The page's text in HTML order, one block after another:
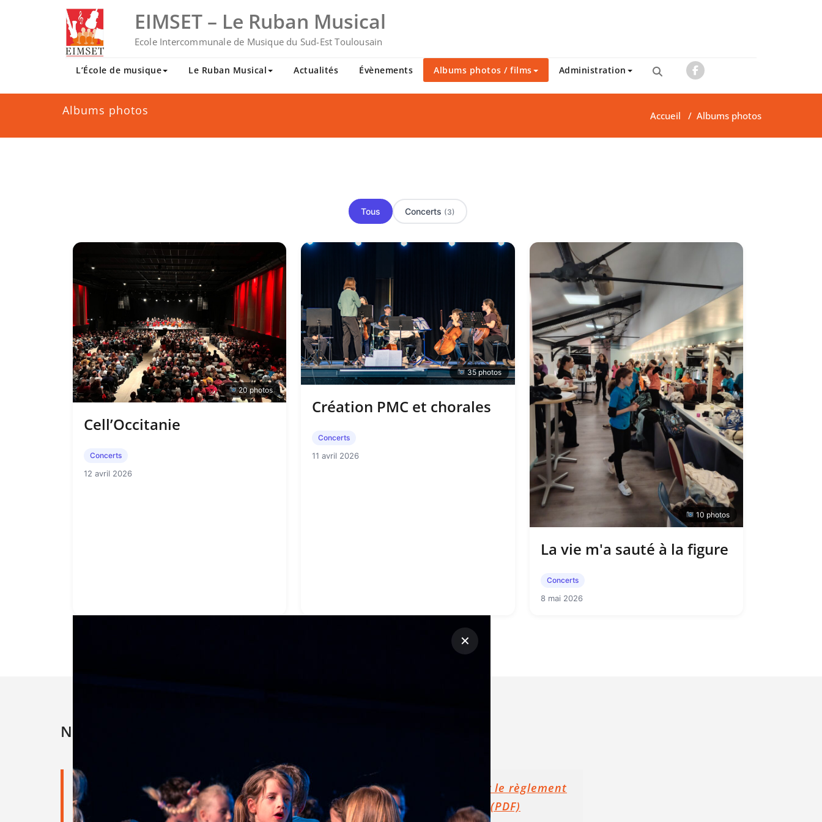
EIMSET – Le Ruban Musical
Ecole Intercommunale de Musique du Sud-Est Toulousain
L’École de musique Le Ruban Musical Actualités Évènements Albums photos / films Administration
Albums photos Accueil / Albums photos
Tous Concerts (3)
20 photos
Cell’Occitanie
Concerts
12 avril 2026
35 photos
Création PMC et chorales
Concerts
11 avril 2026
10 photos
La vie m'a sauté à la figure
Concerts
8 mai 2026
✕
Nous contacter
Direction :
Nathalie
PICARD
Lundi : 14h-18h
Mardi : 14h - 17h30
Consulter le règlement
intérieur (PDF)